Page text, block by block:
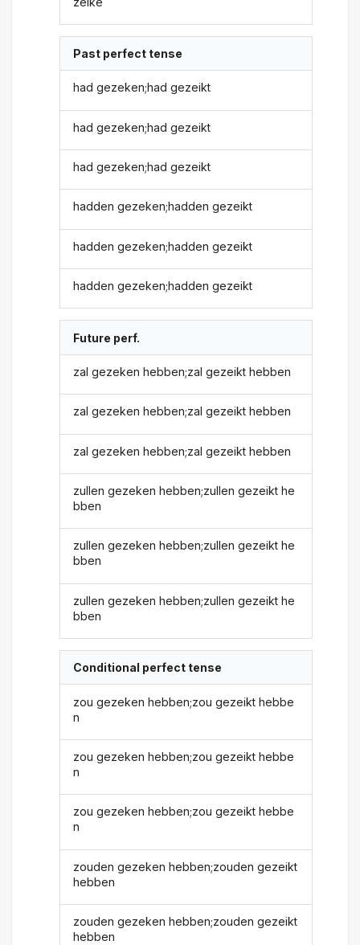
Past perfect tense
had gezeken;had gezeikt
had gezeken;had gezeikt
had gezeken;had gezeikt
hadden gezeken;hadden gezeikt
hadden gezeken;hadden gezeikt
hadden gezeken;hadden gezeikt
Future perf.
zal gezeken hebben;zal gezeikt hebben
zal gezeken hebben;zal gezeikt hebben
zal gezeken hebben;zal gezeikt hebben
zullen gezeken hebben;zullen gezeikt he
bben
zullen gezeken hebben;zullen gezeikt he
bben
zullen gezeken hebben;zullen gezeikt he
bben
Conditional perfect tense
zou gezeken hebben;zou gezeikt hebbe
n
zou gezeken hebben;zou gezeikt hebbe
n
zou gezeken hebben;zou gezeikt hebbe
n
zouden gezeken hebben;zouden gezeikt
hebben
zouden gezeken hebben;zouden gezeikt
hebben